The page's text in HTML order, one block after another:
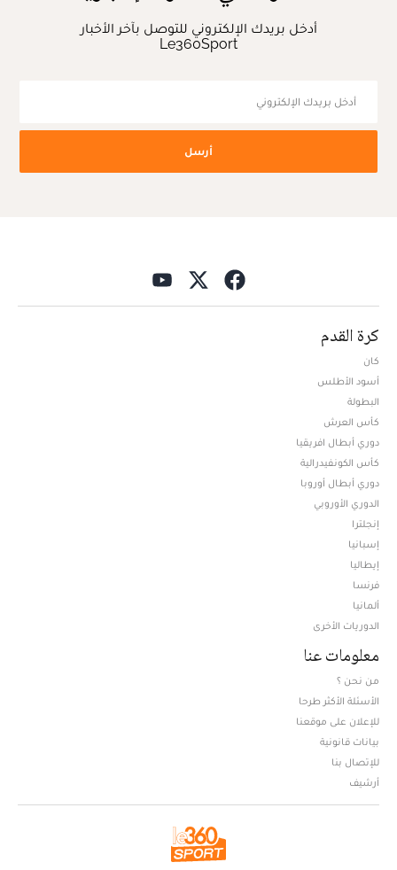
أدخل بريدك الإلكتروني للتوصل بآخر الأخبار
Le360Sport
أرسل
كرة القدم
كان
أسود الأطلس
البطولة
كأس العرش
دوري أبطال افريقيا
كأس الكونفيدرالية
دوري أبطال أوروبا
الدوري الأوروبي
إنجلترا
إسبانيا
إيطاليا
فرنسا
ألمانيا
الدوريات الأخرى
معلومات عنا
من نحن ؟
الأسئلة الأكثر طرحا
للإعلان على موقعنا
بيانات قانونية
للإتصال بنا
أرشيف